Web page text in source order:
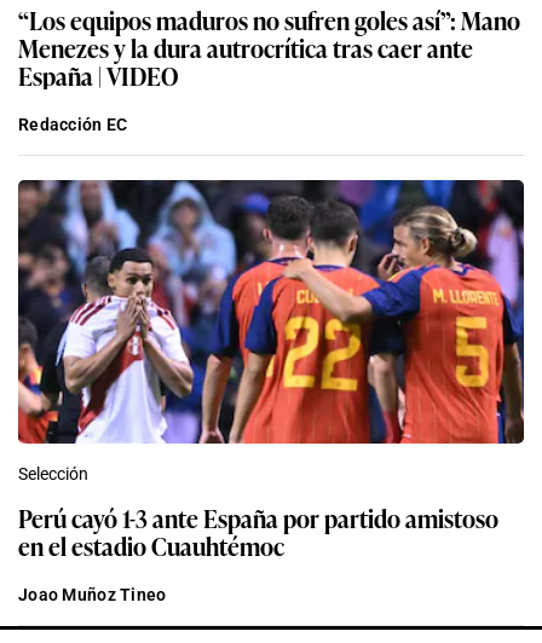
“Los equipos maduros no sufren goles así”: Mano
Menezes y la dura autrocrítica tras caer ante
España | VIDEO
Redacción EC
Selección
Perú cayó 1-3 ante España por partido amistoso
en el estadio Cuauhtémoc
Joao Muñoz Tineo